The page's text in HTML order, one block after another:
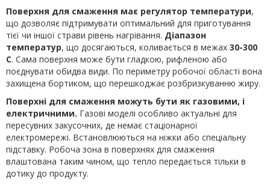
Поверхня для смаження має регулятор температури,
що дозволяє підтримувати оптимальний для приготування
тієї чи іншої страви рівень нагрівання. Діапазон
температур, що досягаються, коливається в межах 30-300
С. Сама поверхня може бути гладкою, рифленою або
поєднувати обидва види. По периметру робочої області вона
захищена бортиком, що перешкоджає розбризкуванню жиру.
Поверхні для смаження можуть бути як газовими, і
електричними. Газові моделі особливо актуальні для
пересувних закусочних, де немає стаціонарної
електромережі. Встановлюються на ніжки або спеціальну
підставку. Робоча зона в поверхнях для смаження
влаштована таким чином, що тепло передається тільки в
дотику до продукту.